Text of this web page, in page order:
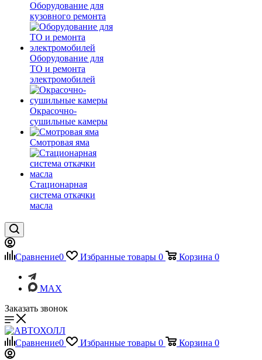
Оборудование для
кузовного ремонта
Оборудование для
ТО и ремонта
электромобилей
Окрасочно-
сушильные камеры
Смотровая яма
Стационарная
система откачки
масла
Сравнение0 Избранные товары 0 Корзина 0
MAX
Заказать звонок
Сравнение0 Избранные товары 0 Корзина 0